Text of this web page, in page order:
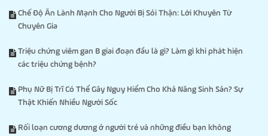
Chế Độ Ăn Lành Mạnh Cho Người Bị Sỏi Thận: Lời Khuyên Từ
Chuyên Gia
Triệu chứng viêm gan B giai đoạn đầu là gì? Làm gì khi phát hiện
các triệu chứng bệnh?
Phụ Nữ Bị Trĩ Có Thể Gây Nguy Hiểm Cho Khả Năng Sinh Sản? Sự
Thật Khiến Nhiều Người Sốc
Rối loạn cương dương ở người trẻ và những điều bạn không